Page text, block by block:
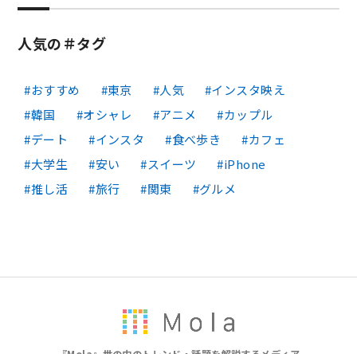
人気の＃タグ
おすすめ 東京 人気
インスタ映え
韓国
オシャレ アニメ
カップル
デート
インスタ 食べ歩き
カフェ
大学生
安い スイーツ
iPhone
推し活
旅行 関東 グルメ